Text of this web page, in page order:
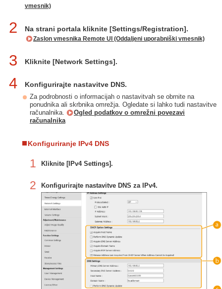
vmesnik)
2 Na strani portala kliknite [Settings/Registration].
Zaslon vmesnika Remote UI (Oddaljeni uporabniški vmesnik)
3 Kliknite [Network Settings].
4 Konfigurirajte nastavitve DNS.
Za podrobnosti o informacijah o nastavitvah se obrnite na
ponudnika ali skrbnika omrežja. Ogledate si lahko tudi nastavitve
računalnika.
Ogled podatkov o omrežni povezavi
računalnika
Konfiguriranje IPv4 DNS
1 Kliknite [IPv4 Settings].
2 Konfigurirajte nastavitve DNS za IPv4.